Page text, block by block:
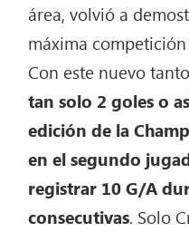
área, volvió a
máxima
Con este nuevo
tan solo 2 goles o
edición de la
en el segundo
registrar 10 G/A
consecutivas. Solo